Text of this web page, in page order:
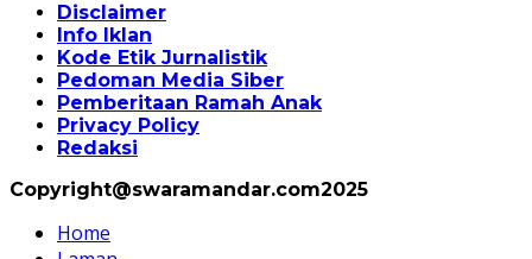
Disclaimer
Info Iklan
Kode Etik Jurnalistik
Pedoman Media Siber
Pemberitaan Ramah Anak
Privacy Policy
Redaksi
Copyright@swaramandar.com2025
Home